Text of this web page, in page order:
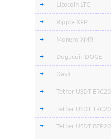
Litecoin LTC
Ripple XRP
Monero XMR
Dogecoin DOGE
Dash
Tether USDT ERC20
Tether USDT TRC20
Tether USDT BEP20